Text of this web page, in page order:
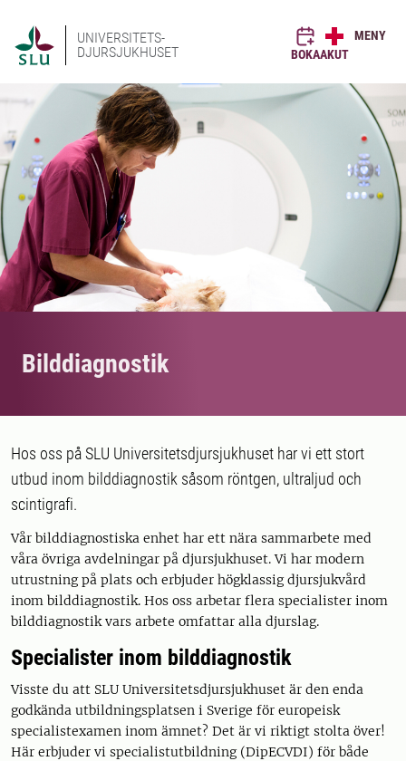
UNIVERSITETS-
DJURSJUKHUSET
BOKAAKUT
MENY
Bilddiagnostik
Hos oss på SLU Universitetsdjursjukhuset har vi ett stort
utbud inom bilddiagnostik såsom röntgen, ultraljud och
scintigrafi.
Vår bilddiagnostiska enhet har ett nära sammarbete med
våra övriga avdelningar på djursjukhuset. Vi har modern
utrustning på plats och erbjuder högklassig djursjukvård
inom bilddiagnostik. Hos oss arbetar flera specialister inom
bilddiagnostik vars arbete omfattar alla djurslag.
Specialister inom bilddiagnostik
Visste du att SLU Universitetsdjursjukhuset är den enda
godkända utbildningsplatsen i Sverige för europeisk
specialistexamen inom ämnet? Det är vi riktigt stolta över!
Här erbjuder vi specialistutbildning (DipECVDI) för både